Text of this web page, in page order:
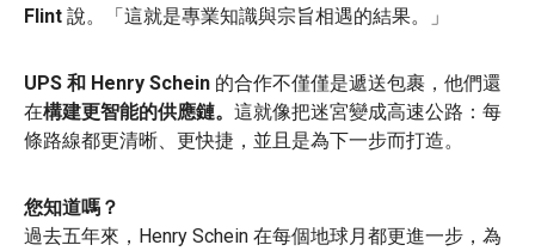
Flint 說。「這就是專業知識與宗旨相遇的結果。」
UPS 和 Henry Schein 的合作不僅僅是遞送包裹，他們還
在構建更智能的供應鏈。 這就像把迷宮變成高速公路：每
條路線都更清晰、更快捷，並且是為下一步而打造。
您知道嗎？
過去五年來，Henry Schein 在每個地球月都更進一步，為